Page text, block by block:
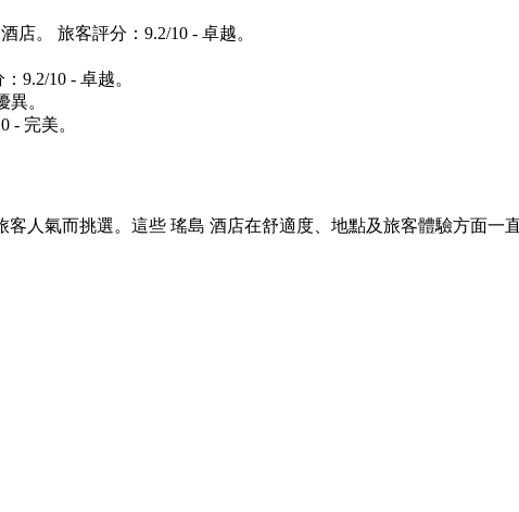
店。 旅客評分：9.2/10 - 卓越。
9.2/10 - 卓越。
。
- 完美。
人氣而挑選。這些 瑤島 酒店在舒適度、地點及旅客體驗方面一